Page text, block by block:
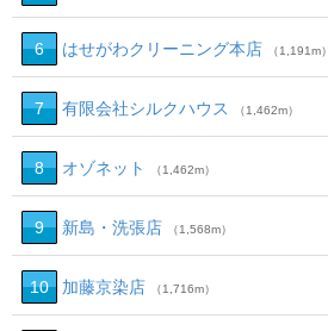
6 はせがわクリーニング本店 （1,191m）
7 有限会社シルクハウス （1,462m）
8 オゾネット （1,462m）
9 新島・洗張店 （1,568m）
10 加藤京染店 （1,716m）